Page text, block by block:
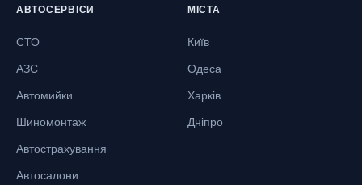
АВТОСЕРВІСИ
СТО
АЗС
Автомийки
Шиномонтаж
Автострахування
Автосалони
МІСТА
Київ
Одеса
Харків
Дніпро